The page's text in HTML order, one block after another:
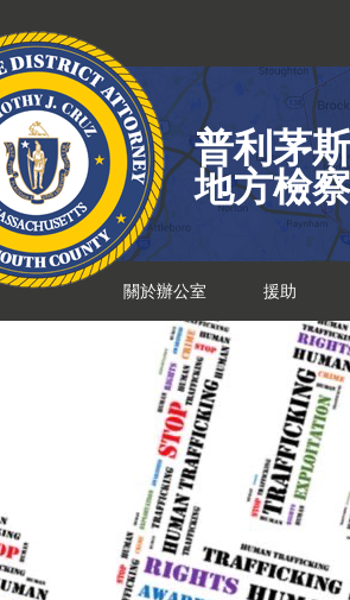
普利茅
地方檢
關於辦公室 援助